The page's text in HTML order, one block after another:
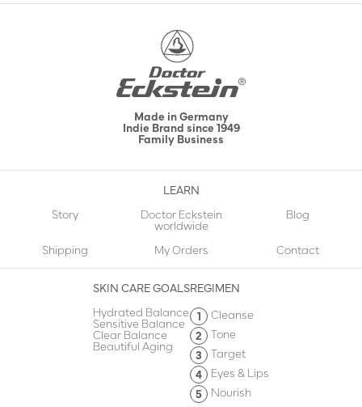
Made in Germany
Indie Brand since 1949
Family Business
LEARN
Story
Doctor Eckstein
worldwide
Blog
Shipping My Orders Contact
SKIN CARE GOALS
Hydrated Balance
Sensitive Balance
Clear Balance
Beautiful Aging
REGIMEN
Cleanse
Tone
Target
Eyes & Lips
Nourish